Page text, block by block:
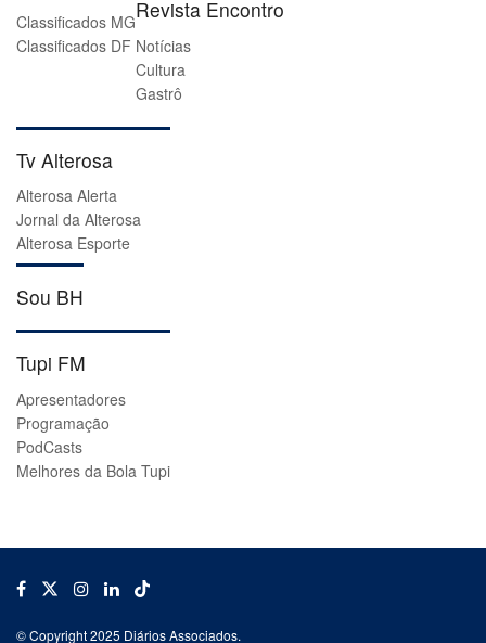
Classificados MG
Classificados DF
Revista Encontro
Notícias
Cultura
Gastrô
Tv Alterosa
Alterosa Alerta
Jornal da Alterosa
Alterosa Esporte
Sou BH
Tupi FM
Apresentadores
Programação
PodCasts
Melhores da Bola Tupi
© Copyright 2025 Diários Associados.